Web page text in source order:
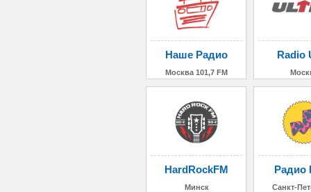
Наше Радио
Москва 101,7 FM
Radio
HardRockFM
Минск
Радио
Санкт-